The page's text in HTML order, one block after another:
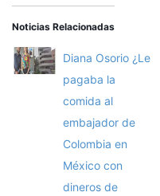
Noticias Relacionadas
Diana Osorio ¿Le
pagaba la
comida al
embajador de
Colombia en
México con
dineros de